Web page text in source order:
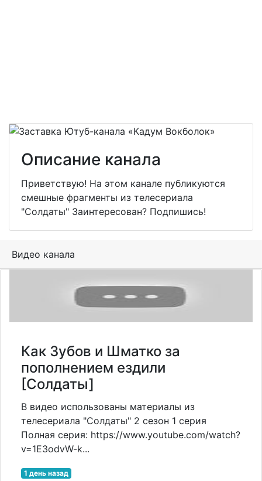
Описание канала
Приветствую! На этом канале публикуются
смешные фрагменты из телесериала
"Солдаты" Заинтересован? Подпишись!
Видео канала
Как Зубов и Шматко за
пополнением ездили
[Солдаты]
В видео использованы материалы из
телесериала "Солдаты" 2 сезон 1 серия
Полная серия: https://www.youtube.com/watch?
v=1E3odvW-k...
1 день назад